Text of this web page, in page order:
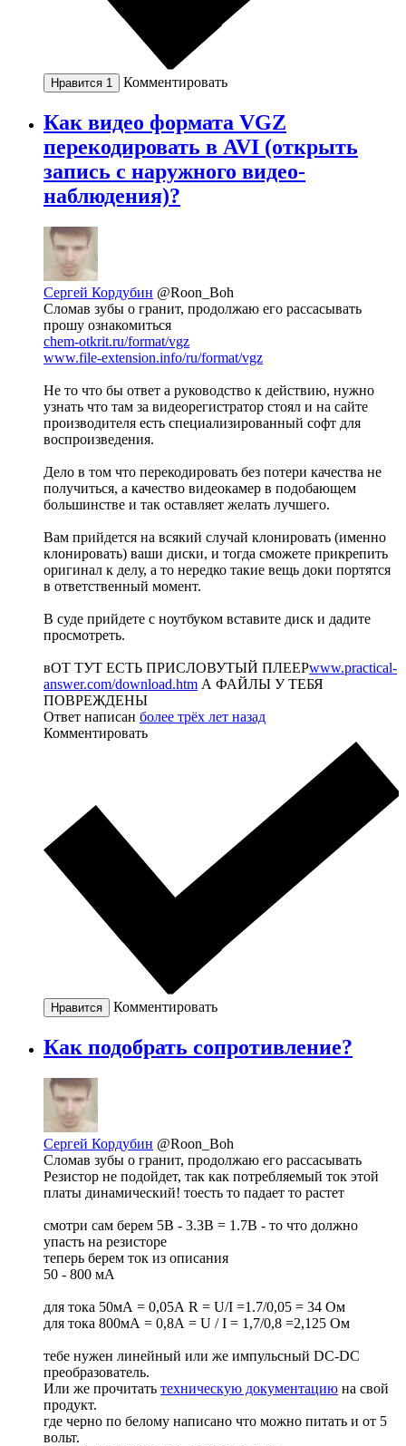
Нравится 1 Комментировать
Как видео формата VGZ
перекодировать в AVI (открыть
запись с наружного видео-
наблюдения)?
Сергей Кордубин @Roon_Boh
Сломав зубы о гранит, продолжаю его рассасывать
прошу ознакомиться
chem-otkrit.ru/format/vgz
www.file-extension.info/ru/format/vgz
Не то что бы ответ а руководство к действию, нужно
узнать что там за видеорегистратор стоял и на сайте
производителя есть специализированный софт для
воспроизведения.
Дело в том что перекодировать без потери качества не
получиться, а качество видеокамер в подобающем
большинстве и так оставляет желать лучшего.
Вам прийдется на всякий случай клонировать (именно
клонировать) ваши диски, и тогда сможете прикрепить
оригинал к делу, а то нередко такие вещь доки портятся
в ответственный момент.
В суде прийдете с ноутбуком вставите диск и дадите
просмотреть.
вОТ ТУТ ЕСТЬ ПРИСЛОВУТЫЙ ПЛЕЕРwww.practical-
answer.com/download.htm А ФАЙЛЫ У ТЕБЯ
ПОВРЕЖДЕНЫ
Ответ написан более трёх лет назад
Комментировать
Нравится Комментировать
Как подобрать сопротивление?
Сергей Кордубин @Roon_Boh
Сломав зубы о гранит, продолжаю его рассасывать
Резистор не подойдет, так как потребляемый ток этой
платы динамический! тоесть то падает то растет
смотри сам берем 5В - 3.3В = 1.7В - то что должно
упасть на резисторе
теперь берем ток из описания
50 - 800 мА
для тока 50мА = 0,05А R = U/I =1.7/0,05 = 34 Ом
для тока 800мА = 0,8А = U / I = 1,7/0,8 =2,125 Ом
тебе нужен линейный или же импульсный DC-DC
преобразователь.
Или же прочитать техническую документацию на свой
продукт.
где черно по белому написано что можно питать и от 5
вольт.